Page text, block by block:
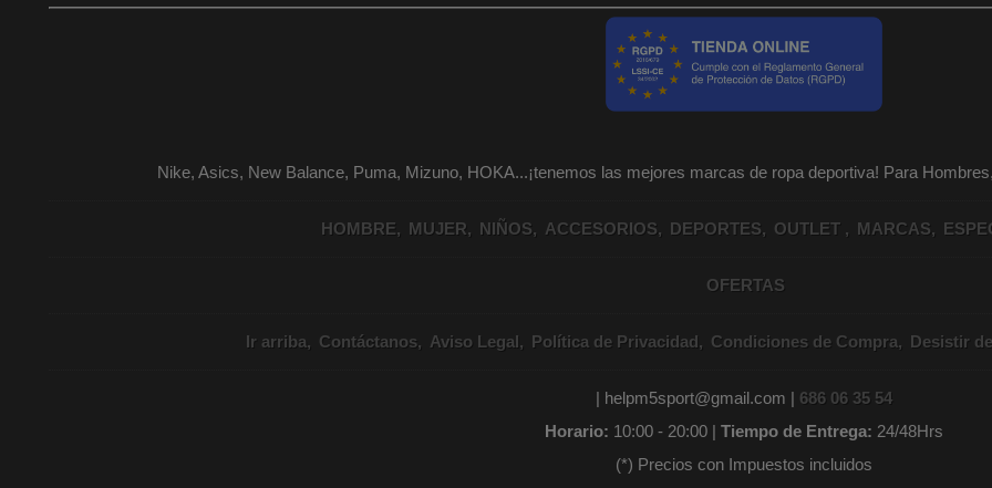
Nike, Asics, New Balance, Puma, Mizuno, HOKA...¡tenemos las mejores marcas de ropa deportiva! Para
HOMBRE MUJER NIÑOS ACCESORIOS DEPORTES OUTLET MARCAS
OFERTAS
Ir arriba Contáctanos Aviso Legal Política de Privacidad Condiciones de Compra Desistir
| helpm5sport@gmail.com | 686 06 35 54
Horario: 10:00 - 20:00 | Tiempo de Entrega: 24/48Hrs
(*) Precios con Impuestos incluidos